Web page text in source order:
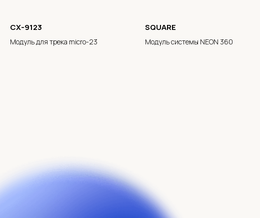
CX-9123
Модуль для трека micro-23
SQUARE
Модуль системы NEON 360